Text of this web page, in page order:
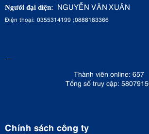
Người đại diện: NGUYỄN VĂN XUÂN
Điện thoại: 0355314199 ;0888183366
Thành viên online: 657
Tổng số truy cập:
Chính sách công ty